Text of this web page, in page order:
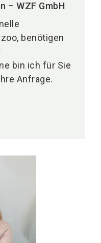
– WZF GmbH
benötigen
bin ich für Sie
Anfrage.